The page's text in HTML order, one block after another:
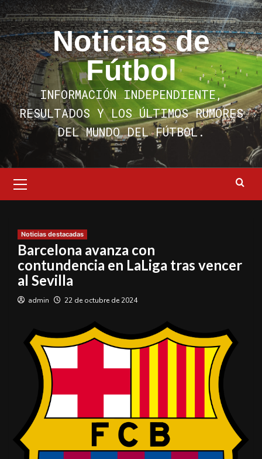
Saltar
al
contenido
Noticias de
Fútbol
INFORMACIÓN INDEPENDIENTE,
RESULTADOS Y LOS ÚLTIMOS RUMORES
DEL MUNDO DEL FÚTBOL.
primario
Noticias destacadas
Barcelona avanza con
contundencia en LaLiga tras vencer
al Sevilla
admin 22 de octubre de 2024